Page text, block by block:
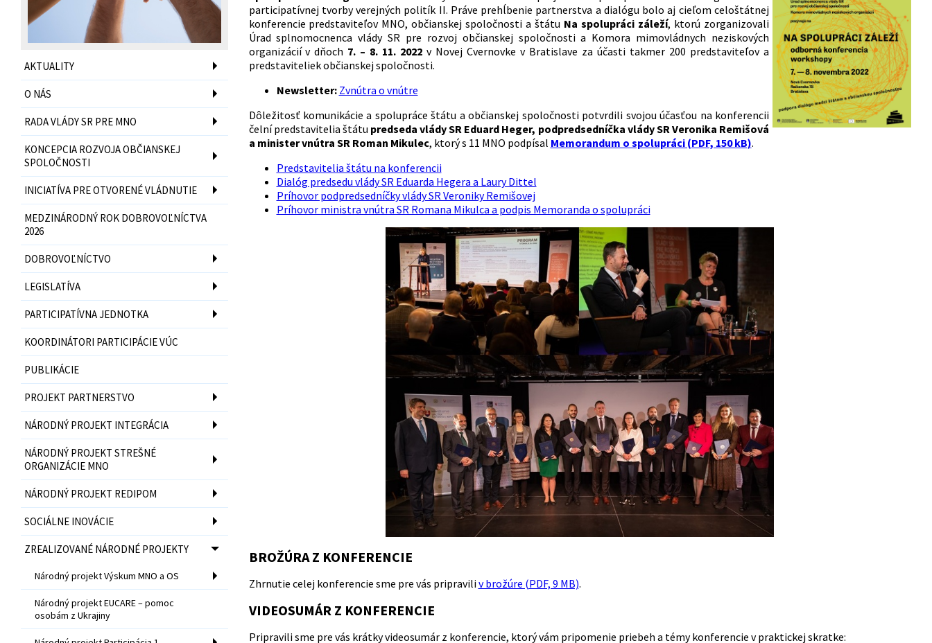
AKTUALITY
O NÁS
RADA VLÁDY SR PRE MNO
KONCEPCIA ROZVOJA OBČIANSKEJ
SPOLOČNOSTI
INICIATÍVA PRE OTVORENÉ VLÁDNUTIE
MEDZINÁRODNÝ ROK DOBROVOĽNÍCTVA
2026
DOBROVOĽNÍCTVO
LEGISLATÍVA
PARTICIPATÍVNA JEDNOTKA
KOORDINÁTORI PARTICIPÁCIE VÚC
PUBLIKÁCIE
PROJEKT PARTNERSTVO
NÁRODNÝ PROJEKT INTEGRÁCIA
NÁRODNÝ PROJEKT STREŠNÉ
ORGANIZÁCIE MNO
NÁRODNÝ PROJEKT REDIPOM
SOCIÁLNE INOVÁCIE
ZREALIZOVANÉ NÁRODNÉ PROJEKTY
Národný projekt Výskum MNO a OS
Národný projekt EUCARE – pomoc
osobám z Ukrajiny
participatívnej tvorby verejných politík II. Práve prehĺbenie partnerstva a dialógu bolo aj cieľom celoštátnej
konferencie predstaviteľov MNO, občianskej spoločnosti a štátu Na spolupráci záleží, ktorú zorganizovali
Úrad splnomocnenca vlády SR pre rozvoj občianskej spoločnosti a Komora mimovládnych neziskových
organizácií v dňoch 7. – 8. 11. 2022 v Novej Cvernovke v Bratislave za účasti takmer 200 predstaviteľov a
predstaviteliek občianskej spoločnosti.
Newsletter: Zvnútra o vnútre
Dôležitosť komunikácie a spolupráce štátu a občianskej spoločnosti potvrdili svojou účasťou na konferencii
čelní predstavitelia štátu predseda vlády SR Eduard Heger, podpredsedníčka vlády SR Veronika Remišová
a minister vnútra SR Roman Mikulec, ktorý s 11 MNO podpísal Memorandum o spolupráci (PDF, 150 kB).
Predstavitelia štátu na konferencii
Dialóg predsedu vlády SR Eduarda Hegera a Laury Dittel
Príhovor podpredsedníčky vlády SR Veroniky Remišovej
Príhovor ministra vnútra SR Romana Mikulca a podpis Memoranda o spolupráci
BROŽÚRA Z KONFERENCIE
Zhrnutie celej konferencie sme pre vás pripraviliv brožúre (PDF, 9 MB).
VIDEOSUMÁR Z KONFERENCIE
Pripravili sme pre vás krátky videosumár z konferencie, ktorý vám pripomenie priebeh a témy konferencie v praktickej skratke: